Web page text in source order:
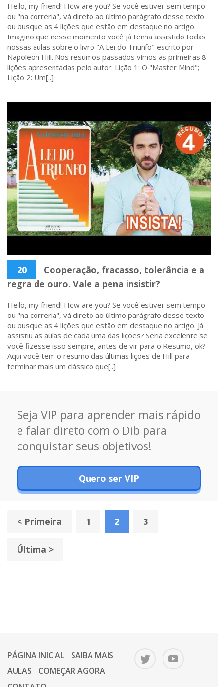
Hello, my friend! How are you? Se você estiver sem tempo
ou "na correria", vá direto ao último parágrafo desse texto
ou busque as 4 lições que estão em destaque no artigo.
Imagino que nesse momento você já tenha assistido todas
nossas aulas sobre o livro "A Lei do Triunfo" escrito por
Napoleon Hill. Nos resumos passados vimos as primeiras 8
lições apresentadas pelo autor: Lição 1: O "Master Mind";
Lição 2: Um[..]
20
Cooperação, fracasso, tolerância e a
regra de ouro. Vale a pena insistir?
Hello, my friend! How are you? Se você estiver sem tempo
ou "na correria", vá direto ao último parágrafo desse texto
ou busque as 4 lições que estão em destaque no artigo. Já
assistiu as aulas de cada uma das lições? Seria excelente se
você fizesse isso sempre, antes de vir para o Resumo, ok?
Aqui você tem o resumo das últimas lições de Hill para
terminar mais um clássico que[..]
Seja VIP para aprender mais rápido
e falar direto com o Dib para
conquistar seus objetivos!
Quero ser VIP
< Primeira 1 2 3
Última >
PÁGINA INICIAL
SAIBA MAIS
AULAS
COMEÇAR AGORA